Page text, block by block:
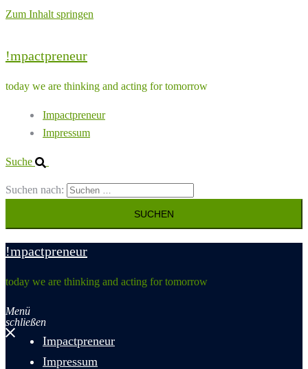
Zum Inhalt springen
!mpactpreneur
today we are thinking and acting for tomorrow
Impactpreneur
Impressum
Suche
Suchen nach:
!mpactpreneur
today we are thinking and acting for tomorrow
Menü
schließen
Impactpreneur
Impressum